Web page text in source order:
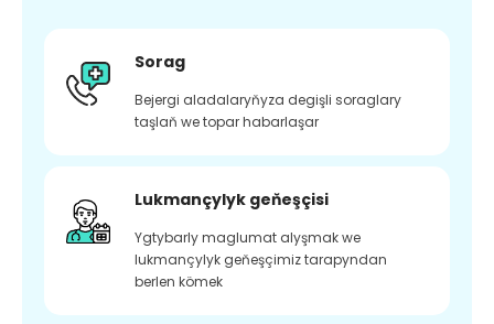
Sorag
Bejergi aladalaryňyza degişli soraglary
taşlaň we topar habarlaşar
Lukmançylyk geňeşçisi
Ygtybarly maglumat alyşmak we
lukmançylyk geňeşçimiz tarapyndan
berlen kömek